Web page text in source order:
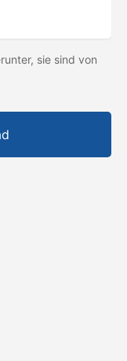
sie sind von